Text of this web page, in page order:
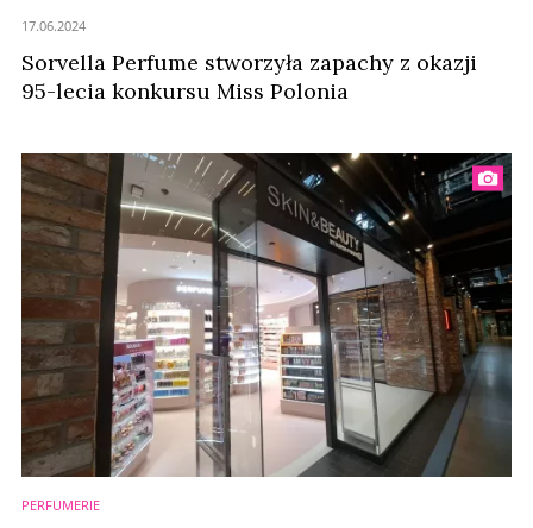
Sorvella Perfume stworzyła zapachy z okazji
95-lecia konkursu Miss Polonia
17.06.2024
PERFUMERIE